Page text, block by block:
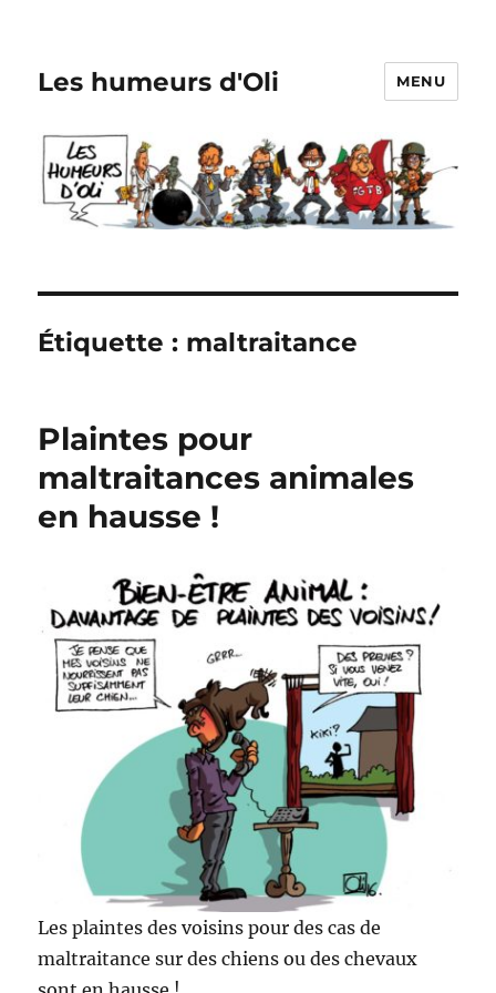
Les humeurs d'Oli MENU
Étiquette : maltraitance
Plaintes pour
maltraitances animales
en hausse !
Les plaintes des voisins pour des cas de
maltraitance sur des chiens ou des chevaux